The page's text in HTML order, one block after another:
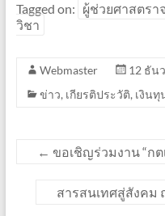
Tagged on: ผู้ช่วยศาสตรา
วิชา
Webmaster
12 ธัน
ข่าว, เกียรติประวัติ, เงิน
← ขอเชิญร่วมงาน “ก
สารสนเทศสู่สังคม